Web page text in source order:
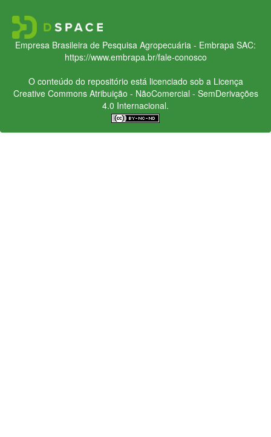
Empresa Brasileira de Pesquisa Agropecuária - Embrapa SAC:
https://www.embrapa.br/fale-conosco
O conteúdo do repositório está licenciado sob a Licença
Creative CommonsAtribuição - NãoComercial - SemDerivações
4.0 Internacional.